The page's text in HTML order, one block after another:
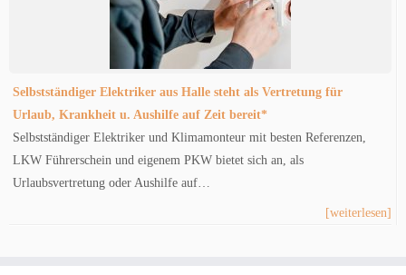
Selbstständiger Elektriker aus Halle steht als Vertretung für
Urlaub, Krankheit u. Aushilfe auf Zeit bereit*
Selbstständiger Elektriker und Klimamonteur mit besten Referenzen,
LKW Führerschein und eigenem PKW bietet sich an, als
Urlaubsvertretung oder Aushilfe auf…
[weiterlesen]